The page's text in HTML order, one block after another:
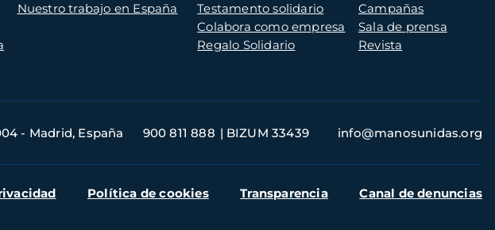
Nuestro trabajo en España
Testamento solidario
Colabora como empresa
Regalo Solidario
Campañas
Sala de prensa
Revista
- Madrid, España 900 811 888 BIZUM 33439 info@manosunidas.org
Política de cookies Transparencia Canal de denuncias